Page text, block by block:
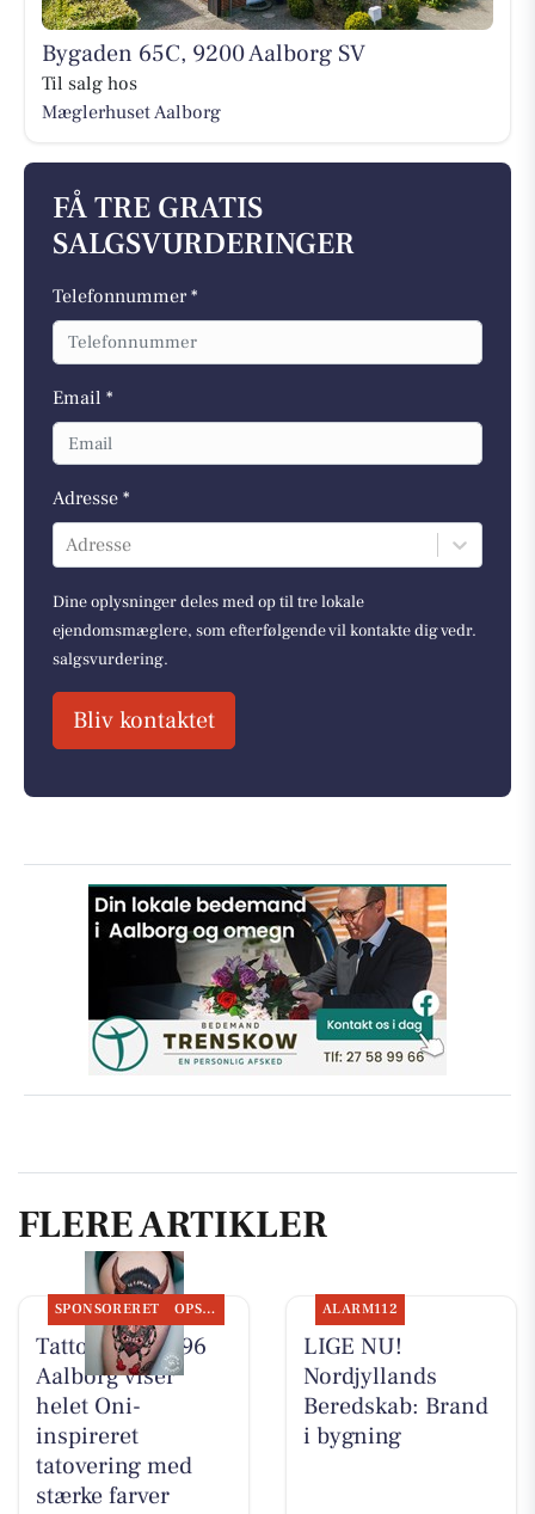
Bygaden 65C, 9200 Aalborg SV
Til salg hos
Mæglerhuset Aalborg
FÅ TRE GRATIS
SALGSVURDERINGER
Telefonnummer *
Email *
Adresse *
Adresse
Dine oplysninger deles med op til tre lokale
ejendomsmæglere, som efterfølgende vil kontakte dig vedr.
salgsvurdering.
Bliv kontaktet
FLERE ARTIKLER
SPONSORERET OPSLAGSTAVLEN
Tattoo Studio 96
Aalborg viser
helet Oni-
inspireret
tatovering med
stærke farver
ALARM112
LIGE NU!
Nordjyllands
Beredskab: Brand
i bygning